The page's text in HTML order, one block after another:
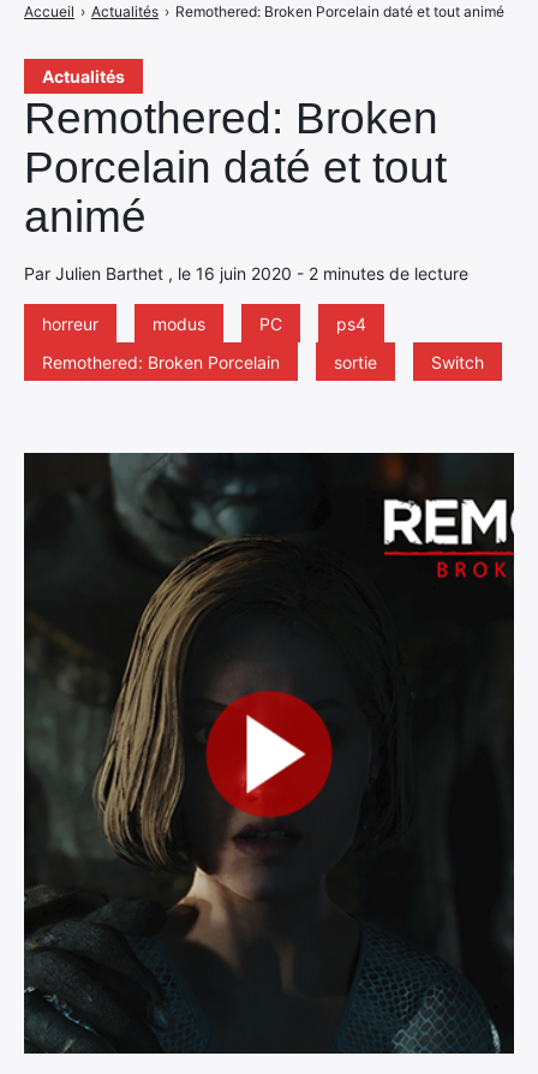
Actualités
Remothered: Broken
Porcelain daté et tout
animé
Par Julien Barthet , le 16 juin 2020 - 2 minutes de lecture
horreur modus PC
ps4
Remothered: Broken Porcelain
sortie Switch
Accueil › Actualités › Remothered: Broken Porcelain daté et tout animé